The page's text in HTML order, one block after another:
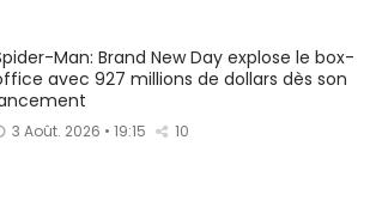
Man: Brand New Day explose le box-
avec 927 millions de dollars dès son
3 Août. 2026 • 19:15 10